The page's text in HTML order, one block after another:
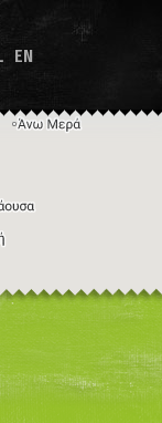
EN
δικαιώματα Όροι